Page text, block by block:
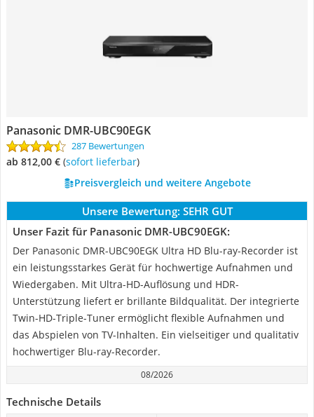
Panasonic DMR-UBC90EGK
287 Bewertungen
ab 812,00 € ( Sofort lieferbar)
Preisvergleich und weitere Angebote
Unsere Bewertung: SEHR GUT
Unser Fazit für Panasonic DMR-UBC90EGK:
Der Panasonic DMR-UBC90EGK Ultra HD Blu-ray-Recorder ist
ein leistungsstarkes Gerät für hochwertige Aufnahmen und
Wiedergaben. Mit Ultra-HD-Auflösung und HDR-
Unterstützung liefert er brillante Bildqualität. Der integrierte
Twin-HD-Triple-Tuner ermöglicht flexible Aufnahmen und
das Abspielen von TV-Inhalten. Ein vielseitiger und qualitativ
hochwertiger Blu-ray-Recorder.
08/2026
Technische Details